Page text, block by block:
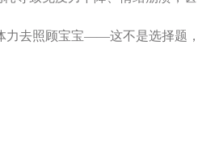
力去照顾宝宝——这不是选择题，